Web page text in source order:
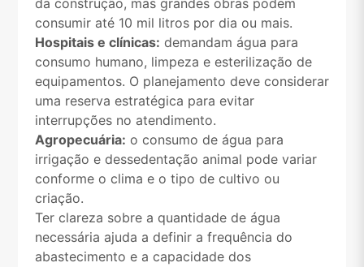
da construção, mas grandes obras podem
consumir até 10 mil litros por dia ou mais.
Hospitais e clínicas: demandam água para
consumo humano, limpeza e esterilização de
equipamentos. O planejamento deve considerar
uma reserva estratégica para evitar
interrupções no atendimento.
Agropecuária: o consumo de água para
irrigação e dessedentação animal pode variar
conforme o clima e o tipo de cultivo ou
criação.
Ter clareza sobre a quantidade de água
necessária ajuda a definir a frequência do
abastecimento e a capacidade dos